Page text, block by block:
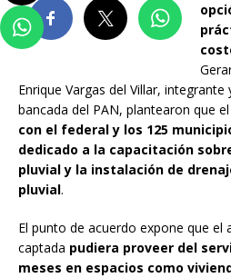
Enrique Vargas del Villar,
bancada del PAN, plantearon que
con el federal y los 125
dedicado a la capacitación
pluvial y la instalación de
pluvial.
El punto de acuerdo expone que el
captada pudiera proveer del
meses en espacios como